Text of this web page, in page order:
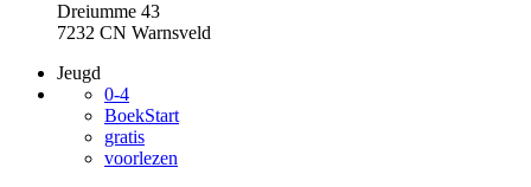
Dreiumme 43
7232 CN Warnsveld
Jeugd
0-4
BoekStart
gratis
voorlezen